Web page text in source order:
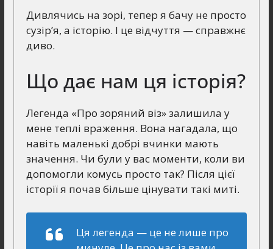
Дивлячись на зорі, тепер я бачу не просто
сузір’я, а історію. І це відчуття — справжнє
диво.
Що дає нам ця історія?
Легенда «Про зоряний віз» залишила у
мене теплі враження. Вона нагадала, що
навіть маленькі добрі вчинки мають
значення. Чи були у вас моменти, коли ви
допомогли комусь просто так? Після цієї
історії я почав більше цінувати такі миті.
Ця легенда — це не лише про